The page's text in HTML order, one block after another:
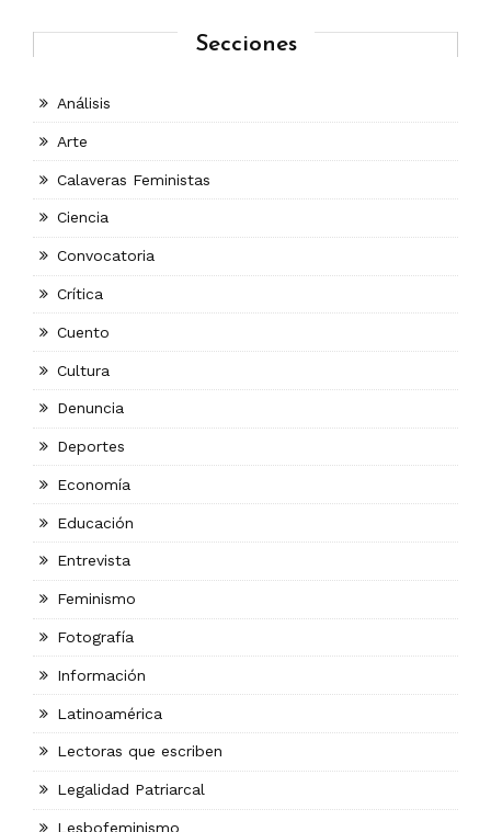
Secciones
Análisis
Arte
Calaveras Feministas
Ciencia
Convocatoria
Crítica
Cuento
Cultura
Denuncia
Deportes
Economía
Educación
Entrevista
Feminismo
Fotografía
Información
Latinoamérica
Lectoras que escriben
Legalidad Patriarcal
Lesbofeminismo